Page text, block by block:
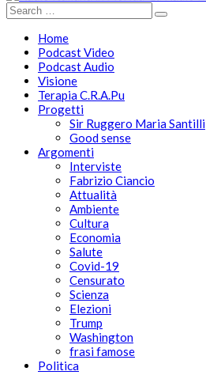
Home
Podcast Video
Podcast Audio
Visione
Terapia C.R.A.Pu
Progetti
Sir Ruggero Maria Santilli
Good sense
Argomenti
Interviste
Fabrizio Ciancio
Attualità
Ambiente
Cultura
Economia
Salute
Covid-19
Censurato
Scienza
Elezioni
Trump
Washington
frasi famose
Politica